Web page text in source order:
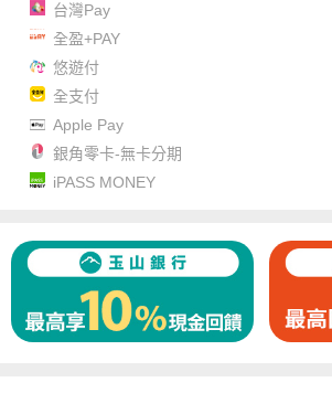
台灣Pay
全盈+PAY
悠遊付
全支付
Apple Pay
銀角零卡-無卡分期
iPASS MONEY